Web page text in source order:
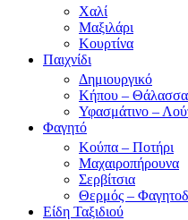
Χαλί
Μαξιλάρι
Κουρτίνα
Παιχνίδι
Δημιουργικό
Κήπου –
Υφασμάτινο –
Φαγητό
Κούπα – Ποτήρι
Μαχαιροπήρουνα
Σερβίτσια
Θερμός –
Είδη Ταξιδιού